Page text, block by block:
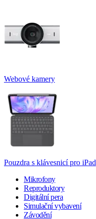
Webové kamery
Pouzdra s klávesnicí pro iPad
Mikrofony
Reproduktory
Digitální pera
Simulační vybavení
Závodění